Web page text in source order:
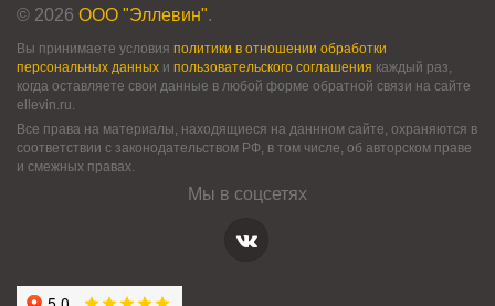
© 2026 ООО "Эллевин".
Вы принимаете условия политики в отношении обработки
персональных данных и пользовательского соглашения каждый раз,
когда оставляете свои данные в любой форме обратной связи на сайте
ellevin.ru.
Все права на материалы, находящиеся на даннном сайте, охраняются в
соответствии с законодательством РФ, в том числе, об авторском праве
и смежных правах.
Мы в соцсетях